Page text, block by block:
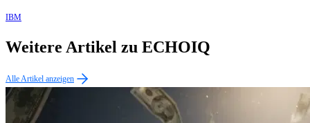
IBM
Weitere Artikel zu ECHOIQ
Alle Artikel anzeigen